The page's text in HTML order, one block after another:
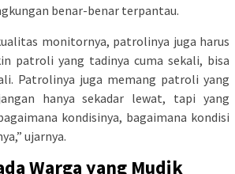
benar-benar terpantau.
monitornya, patrolinya juga harus
patroli yang tadinya cuma sekali, bisa
Patrolinya juga memang patroli yang
hanya sekadar lewat, tapi yang
kondisinya, bagaimana kondisi
ujarnya.
Warga yang Mudik